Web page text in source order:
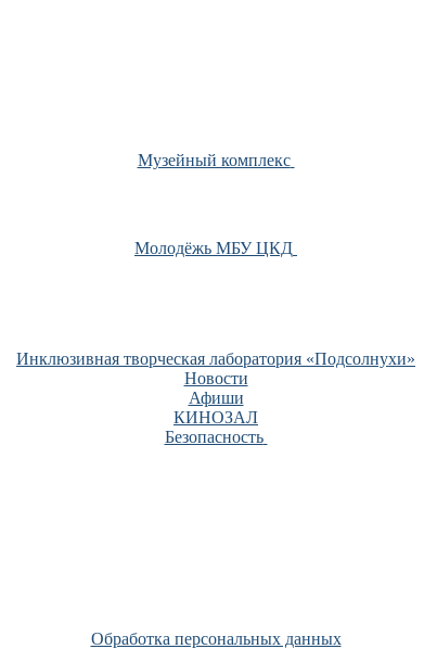
Музейный комплекс
Молодёжь МБУ ЦКД
Инклюзивная творческая лаборатория «Подсолнухи»
Новости
Афиши
КИНОЗАЛ
Безопасность
Обработка персональных данных